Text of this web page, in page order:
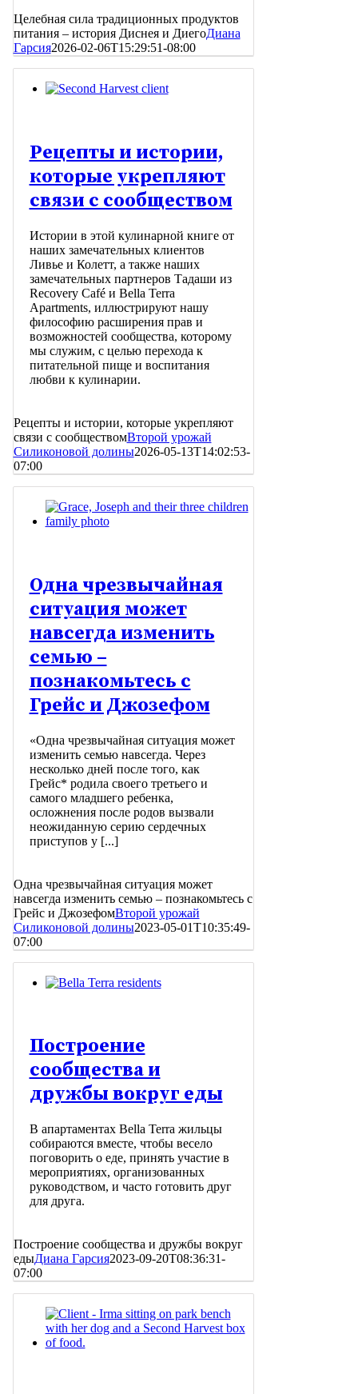
Целебная сила традиционных продуктов
питания – история Диснея и ДиегоДиана
Гарсия2026-02-06T15:29:51-08:00
Рецепты и истории,
которые укрепляют
связи с сообществом
Истории в этой кулинарной книге от
наших замечательных клиентов
Ливье и Колетт, а также наших
замечательных партнеров Тадаши из
Recovery Café и Bella Terra
Apartments, иллюстрируют нашу
философию расширения прав и
возможностей сообщества, которому
мы служим, с целью перехода к
питательной пище и воспитания
любви к кулинарии.
Рецепты и истории, которые укрепляют
связи с сообществомВторой урожай
Силиконовой долины2026-05-13T14:02:53-
07:00
Одна чрезвычайная
ситуация может
навсегда изменить
семью –
познакомьтесь с
Грейс и Джозефом
«Одна чрезвычайная ситуация может
изменить семью навсегда. Через
несколько дней после того, как
Грейс* родила своего третьего и
самого младшего ребенка,
осложнения после родов вызвали
неожиданную серию сердечных
приступов у [...]
Одна чрезвычайная ситуация может
навсегда изменить семью – познакомьтесь с
Грейс и ДжозефомВторой урожай
Силиконовой долины2023-05-01T10:35:49-
07:00
Построение
сообщества и
дружбы вокруг еды
В апартаментах Bella Terra жильцы
собираются вместе, чтобы весело
поговорить о еде, принять участие в
мероприятиях, организованных
руководством, и часто готовить друг
для друга.
Построение сообщества и дружбы вокруг
едыДиана Гарсия2023-09-20T08:36:31-
07:00